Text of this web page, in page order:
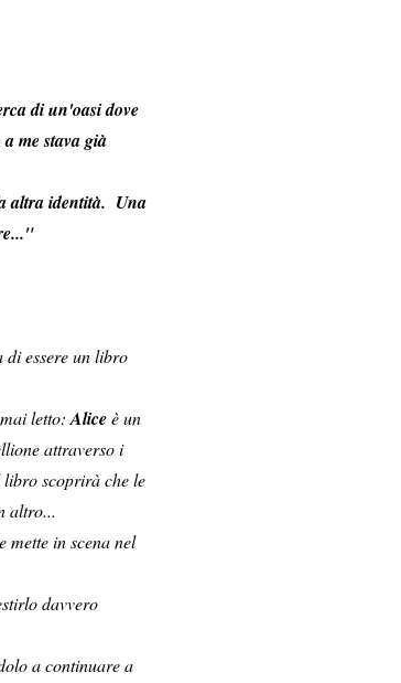
di un'oasi dove
me stava già
altra identità. Una
e..."
di essere un libro
letto: Aliceè un
attraverso i
scoprirà che le
altro...
mette in scena nel
davvero
a continuare a